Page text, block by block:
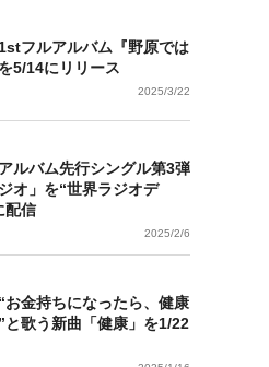
フルアルバム『野原では
5/14にリリース
2025/3/22
ルバム先行シングル第3弾
オ」を“世界ラジオデ
配信
2025/2/6
お金持ちになったら、健康
と歌う新曲「健康」を1/22